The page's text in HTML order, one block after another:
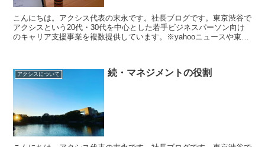
こんにちは。アクシス代表の末永です。社長ブログです。東京渋谷で
アクシスという20代・30代を中心とした若手ビジネスパーソン向け
のキャリア支援事業を複数提供しています。※yahooニュースや東洋
アクシスについて 続・マネジメントの役割